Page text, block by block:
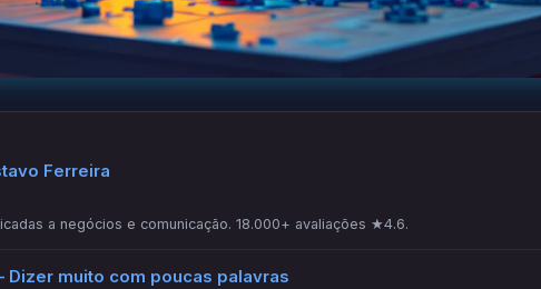
Ferreira
a negócios e comunicação. 18.000+ avaliações ★4.6.
muito com poucas palavras